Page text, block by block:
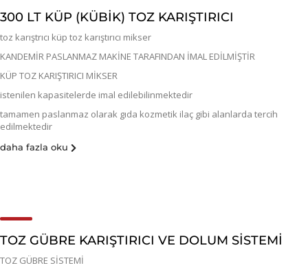
300 LT KÜP (KÜBIK) TOZ KARIŞTIRICI
toz karıştrıcı küp toz karıştırıcı mikser
KANDEMİR PASLANMAZ MAKİNE TARAFINDAN İMAL EDİLMİŞTİR
KÜP TOZ KARIŞTIRICI MİKSER
istenilen kapasitelerde imal edilebilinmektedir
tamamen paslanmaz olarak gıda kozmetik ilaç gibi alanlarda tercih
edilmektedir
daha fazla oku
TOZ GÜBRE KARIŞTIRICI VE DOLUM SİSTEMİ
TOZ GÜBRE SİSTEMİ